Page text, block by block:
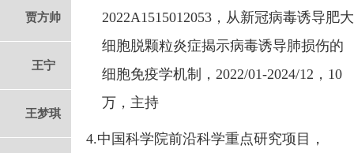
贾方帅
王宁
王梦琪
2022A1515012053，从新冠病毒诱导肥大
细胞脱颗粒炎症揭示病毒诱导肺损伤的
细胞免疫学机制， 2022/01-2024/12 ， 10
万，主持
4.中国科学院前沿科学重点研究项目，